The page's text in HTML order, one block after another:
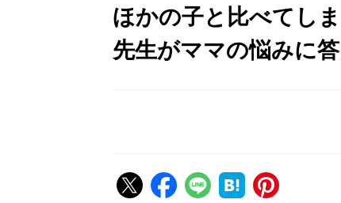
ほかの子と比べてし
先生がママの悩みに